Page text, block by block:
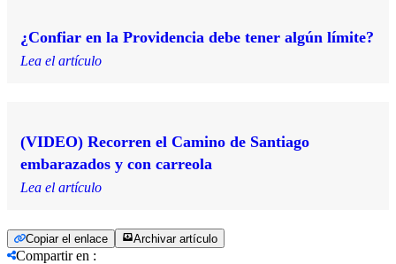
¿Confiar en la Providencia debe tener algún límite?
Lea el artículo
(VIDEO) Recorren el Camino de Santiago
embarazados y con carreola
Lea el artículo
Copiar el enlace Archivar artículo
Compartir en :